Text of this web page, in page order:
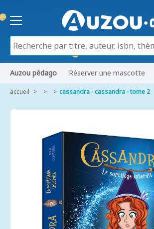
Auzou pédago Réserver une mascotte
accueil cassandra - cassandra - tome 2